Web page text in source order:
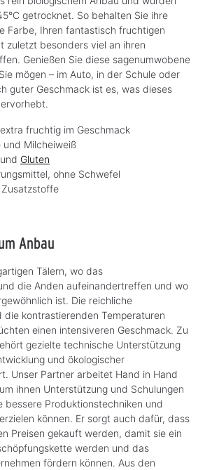
getrocknet. So behalten Sie ihre
Farbe, Ihren fantastisch fruchtigen
zuletzt besonders viel an ihren
Genießen Sie diese sagenumwobene
mögen – im Auto, in der Schule oder
guter Geschmack ist es, was dieses
fruchtig im Geschmack
Milcheiweiß
Gluten
ohne Schwefel
Anbau
Tälern, wo das
die Anden aufeinandertreffen und wo
ist. Die reichliche
die kontrastierenden Temperaturen
einen intensiveren Geschmack. Zu
gezielte technische Unterstützung
und ökologischer
Unser Partner arbeitet Hand in Hand
ihnen Unterstützung und Schulungen
bessere Produktionstechniken und
können. Er sorgt auch dafür, dass
Preisen gekauft werden, damit sie ein
werden und das
fördern können. Aus den